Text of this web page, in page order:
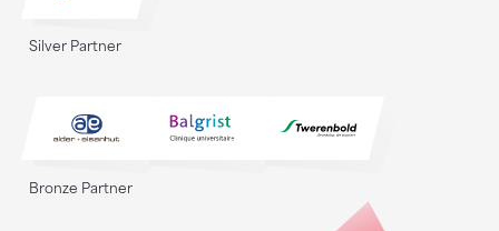
Silver Partner
Bronze Partner